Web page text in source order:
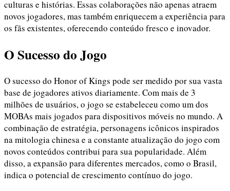
culturas e histórias. Essas colaborações não apenas atraem
novos jogadores, mas também enriquecem a experiência para
os fãs existentes, oferecendo conteúdo fresco e inovador.
O Sucesso do Jogo
O sucesso do Honor of Kings pode ser medido por sua vasta
base de jogadores ativos diariamente. Com mais de 3
milhões de usuários, o jogo se estabeleceu como um dos
MOBAs mais jogados para dispositivos móveis no mundo. A
combinação de estratégia, personagens icônicos inspirados
na mitologia chinesa e a constante atualização do jogo com
novos conteúdos contribui para sua popularidade. Além
disso, a expansão para diferentes mercados, como o Brasil,
indica o potencial de crescimento contínuo do jogo.